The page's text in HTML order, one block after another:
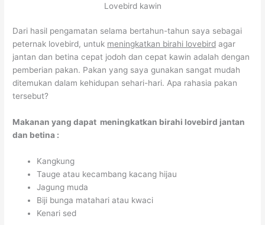
Lovebird kawin
Dari hasil pengamatan selama bertahun-tahun saya sebagai
peternak lovebird, untuk meningkatkan birahi lovebird agar
jantan dan betina cepat jodoh dan cepat kawin adalah dengan
pemberian pakan. Pakan yang saya gunakan sangat mudah
ditemukan dalam kehidupan sehari-hari. Apa rahasia pakan
tersebut?
Makanan yang dapat meningkatkan birahi lovebird jantan
dan betina :
Kangkung
Tauge atau kecambang kacang hijau
Jagung muda
Biji bunga matahari atau kwaci
Kenari sed